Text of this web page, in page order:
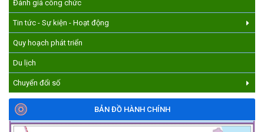
Đánh giá công chức
Tin tức - Sự kiện - Hoạt động
Quy hoạch phát triển
Du lịch
Chuyển đổi số
BẢN ĐỒ HÀNH CHÍNH